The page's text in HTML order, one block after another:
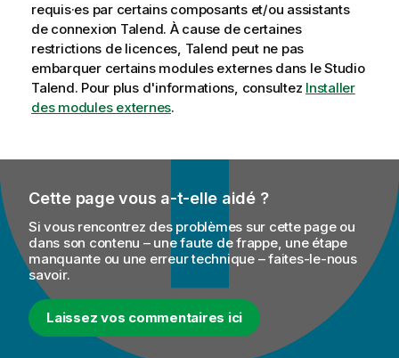
requis·es par certains composants et/ou assistants
de connexion Talend. À cause de certaines
restrictions de licences, Talend peut ne pas
embarquer certains modules externes dans leStudio
Talend. Pour plus d'informations, consultez Installer
des modules externes.
Cette page vous a-t-elle aidé ?
Si vous rencontrez des problèmes sur cette page ou
dans son contenu – une faute de frappe, une étape
manquante ou une erreur technique – faites-le-nous
savoir.
Laissez vos commentaires ici